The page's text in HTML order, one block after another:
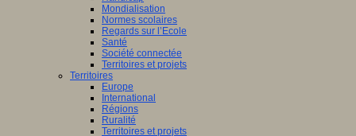
Mondialisation
Normes scolaires
Regards sur l’Ecole
Santé
Société connectée
Territoires et projets
Territoires
Europe
International
Régions
Ruralité
Territoires et projets